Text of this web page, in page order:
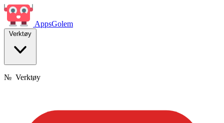
AppsGolem
Verktøy
№ Verktøy